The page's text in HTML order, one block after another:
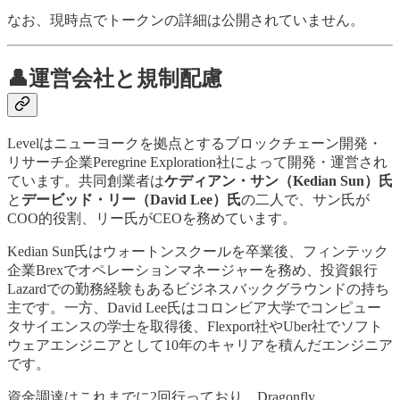
なお、現時点でトークンの詳細は公開されていません。
👤運営会社と規制配慮
Levelはニューヨークを拠点とするブロックチェーン開発・
リサーチ企業Peregrine Exploration社によって開発・運営され
ています。共同創業者はケディアン・サン（Kedian Sun）氏
と デービッド・リー（David Lee）氏の二人で、サン氏が
COO的役割、リー氏がCEOを務めています。
Kedian Sun氏はウォートンスクールを卒業後、フィンテック
企業Brexでオペレーションマネージャーを務め、投資銀行
Lazardでの勤務経験もあるビジネスバックグラウンドの持ち
主です。一方、David Lee氏はコロンビア大学でコンピュー
タサイエンスの学士を取得後、Flexport社やUber社でソフト
ウェアエンジニアとして10年のキャリアを積んだエンジニア
です。
資金調達はこれまでに2回行っており、Dragonfly、